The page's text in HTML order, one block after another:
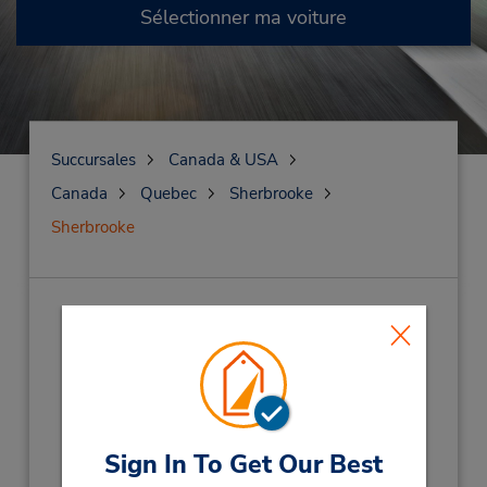
Sign In To Get Our Best
Sélectionner ma voiture
Succursales
Canada & USA
Canada
Quebec
Sherbrooke
Sherbrooke
4232 Boul Bourque,
J1N 1W7, Canada
Téléphone :
8195665656